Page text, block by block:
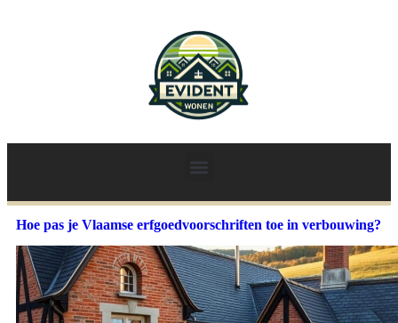
Hoe pas je Vlaamse erfgoedvoorschriften toe in verbouwing?